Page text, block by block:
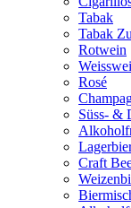
Tabak
Tabak
Rotwein
Rosé
Süss- &
Craft